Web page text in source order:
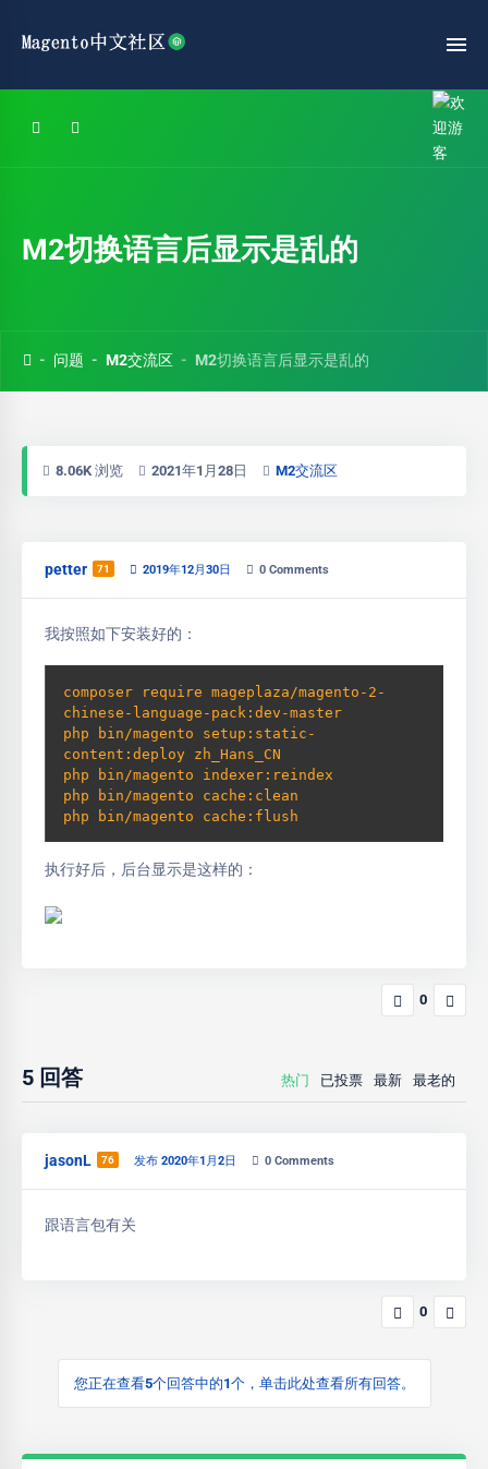
M2切换语言后显示是乱的
问题 M2交流区 M2切换语言后显示是乱的
8.06K 浏览 2021年1月28日 M2交流区
petter 71 2019年12月30日 0 Comments
我按照如下安装好的：
composer require mageplaza/magento-2-
chinese-language-pack:dev-master
php bin/magento setup:static-
content:deploy zh_Hans_CN
php bin/magento indexer:reindex
php bin/magento cache:clean
php bin/magento cache:flush
执行好后，后台显示是这样的：
0
5 回答 热门 已投票 最新 最老的
jasonL 76 发布 2020年1月2日 0 Comments
跟语言包有关
0
您正在查看5个回答中的1个，单击此处查看所有回答。